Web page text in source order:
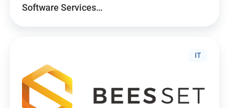
Software Services…
IT